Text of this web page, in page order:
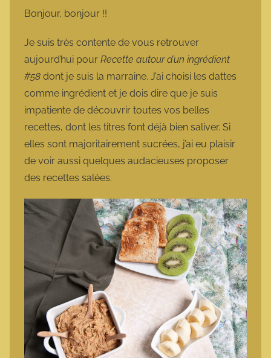
o
t
t
e
Bonjour, bonjour !!
Je suis très contente de vous retrouver
aujourd’hui pour Recette autour d’un ingrédient
#58 dont je suis la marraine. J’ai choisi les dattes
comme ingrédient et je dois dire que je suis
impatiente de découvrir toutes vos belles
recettes, dont les titres font déjà bien saliver. Si
elles sont majoritairement sucrées, j’ai eu plaisir
de voir aussi quelques audacieuses proposer
des recettes salées.